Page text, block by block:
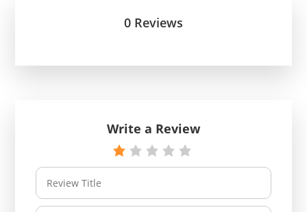
0 Reviews
Write a Review